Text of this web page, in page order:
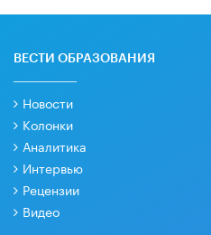
ВЕСТИ ОБРАЗОВАНИЯ
Новости
Колонки
Аналитика
Интервью
Рецензии
Видео